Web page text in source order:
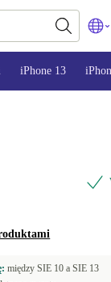
iPhone 13
międzySIE 10 aSIE 13